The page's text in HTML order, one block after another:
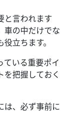
と言われます
車の中だけでな
立ちます。
ている重要ポイ
を把握しておく
は、必ず事前に